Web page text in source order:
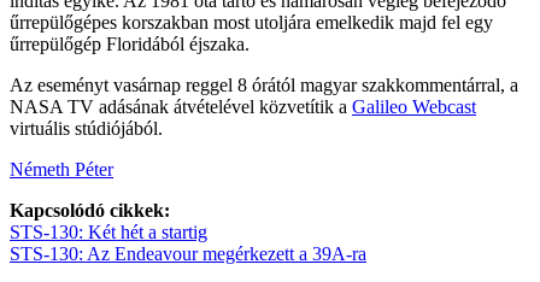
űrrepülőgépes korszakban most utoljára emelkedik majd fel egy
űrrepülőgép Floridából éjszaka.
Az eseményt vasárnap reggel 8 órától magyar szakkommentárral, a
NASA TV adásának átvételével közvetítik a Galileo Webcast
virtuális stúdiójából.
Németh Péter
Kapcsolódó cikkek:
STS-130: Két hét a startig
STS-130: Az Endeavour megérkezett a 39A-ra